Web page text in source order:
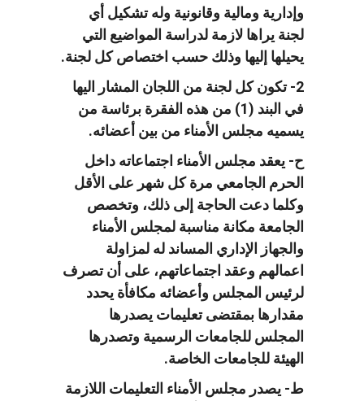
وإدارية ومالية وقانونية وله تشكيل أي
لجنة يراها لازمة لدراسة المواضيع التي
يحيلها إليها وذلك حسب اختصاص كل لجنة.
2- تكون كل لجنة من اللجان المشار اليها
في البند (1) من هذه الفقرة برئاسة من
يسميه مجلس الأمناء من بين أعضائه.
ح- يعقد مجلس الأمناء اجتماعاته داخل
الحرم الجامعي مرة كل شهر على الأقل
وكلما دعت الحاجة إلى ذلك، وتخصص
الجامعة مكانة مناسبة لمجلس الأمناء
والجهاز الإداري المساند له لمزاولة
اعمالهم وعقد اجتماعاتهم، على أن تصرف
لرئيس المجلس وأعضائه مكافأة يحدد
مقدارها بمقتضى تعليمات يصدرها
المجلس للجامعات الرسمية وتصدرها
الهيئة للجامعات الخاصة.
ط- يصدر مجلس الأمناء التعليمات اللازمة